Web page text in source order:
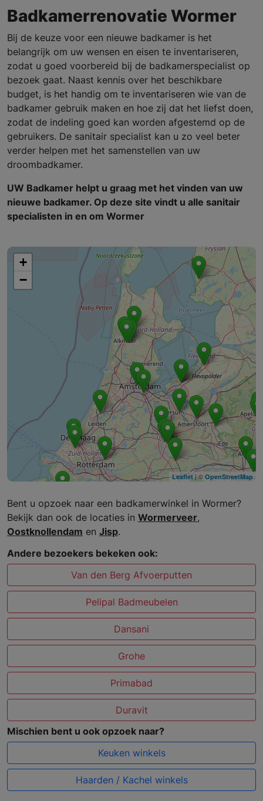
Badkamerrenovatie Wormer
Bij de keuze voor een nieuwe badkamer is het
belangrijk om uw wensen en eisen te inventariseren,
zodat u goed voorbereid bij de badkamerspecialist op
bezoek gaat. Naast kennis over het beschikbare
budget, is het handig om te inventariseren wie van de
badkamer gebruik maken en hoe zij dat het liefst doen,
zodat de indeling goed kan worden afgestemd op de
gebruikers. De sanitair specialist kan u zo veel beter
verder helpen met het samenstellen van uw
droombadkamer.
UW Badkamer helpt u graag met het vinden van uw
nieuwe badkamer. Op deze site vindt u alle sanitair
specialisten in en om Wormer
+
−
Leaflet| © OpenStreetMap
Bent u opzoek naar een badkamerwinkel in Wormer?
Bekijk dan ook de locaties in Wormerveer,
Oostknollendam en Jisp.
Andere bezoekers bekeken ook:
Van den Berg Afvoerputten
Pelipal Badmeubelen
Dansani
Grohe
Primabad
Duravit
Mischien bent u ook opzoek naar?
Keuken winkels
Haarden / Kachel winkels